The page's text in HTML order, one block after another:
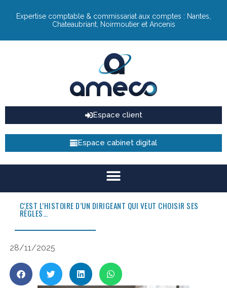
Expertise comptable & commissariat aux comptes : Nantes,
Chateaubriant, Noirmoutier et Ancenis
Espace client
Espace cabinet digital
C’EST L’HISTOIRE D’UN DIRIGEANT QUI VEUT CHOISIR SES
RÈGLES…
28/11/2025